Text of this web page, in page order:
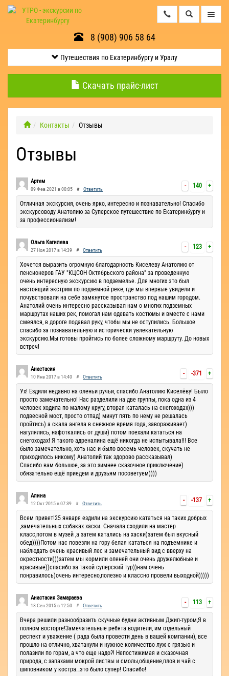
8 (908) 906 58 64
по
и
Минералогические
экскурсии
Контакты
Квесты
Эксклюзив
Оленьи
Путешествия по Екатеринбургу и Уралу
Скачать прайс-лист
Контакты Отзывы
Отзывы
- 140 +
Артем
09 Фев 2021 в 00:05 # Ответить
Отличная экскурсия, очень ярко, интересно и познавательно! Спасибо
экскурсоводу Анатолию за Суперское путешествие по Екатеринбургу и
за профессионализм!
- 123 +
Ольга Кагилева
27 Ноя 2017 в 14:39 # Ответить
Хочется выразить огромную благодарность Киселеву Анатолию от
пенсионеров ГАУ "КЦСОН Октябрьского района" за проведенную
очень интересную экскурсию в подземелье. Для многих это был
настоящий экстрим по подземной реке, где мы впервые увидели и
почувствовали на себе замкнутое пространство под нашим городом.
Анатолий очень интересно рассказывал нам о многих подземных
маршрутах наших рек, помогал нам одевать костюмы и вместе с нами
смеялся, в дороге подавал руку, чтобы мы не оступились. Большое
спасибо за познавательную и исторически увлекательную
экскурсию.Мы готовы пройтись по более сложному маршруту. До новых
встреч!
- -371 +
Анастасия
10 Янв 2017 в 14:40 # Ответить
Ух! Ездили недавно на оленьи ручьи, спасибо Анатолию Киселёву! Было
просто замечательно! Нас разделили на две группы, пока одна из 4
человек ходила по малому кругу, вторая каталась на снегоходах)))
подвесной мост, просто отпад) минут пять по нему не решалась
пройтись) а скала ангела в снежное время года, завораживает)
нагулялись, нафоткались от души) потом поехали кататься на
снегоходах! Я такого адреналина ещё никогда не испытывала!!! Все
было замечательно, хоть нас и было восемь человек, скучать не
приходилось никому) Анатолий так здорово рассказывал)
Спасибо вам большое, за это зимнее сказочное приключение)
обязательно ещё приедем и друзьям посоветуем))))
- -137 +
Алина
12 Окт 2015 в 07:39 # Ответить
Всем привет!25 января ездили на экскурсию кататься на таких добрых
,замечательных собаках хаски. Сначала сходили на мастер
класс,потом в музей ,а затем катались на хаски)затем был вкусный
обед))))Потом нас повезли на гору белая кататься на подъемнике и
наблюдать очень красивый лес и замечательный вид с вверху на
окрестности)))затем мы кормили оленей они очень дружелюбные и
красивые))спасибо за такой суперский тур))нам очень
понравилось)очень интересно,полезно и классно провели выходной)))))
- 113 +
Анастасия Замараева
18 Сен 2015 в 12:50 # Ответить
Вчера решили разнообразить скучные будни активным Джип-туром,Я в
полном восторге!Замечательные ребята водители, им отдельный
респект и уважение ( рада была провести день в вашей компании), все
прошло на отлично, хватанули и нужное количество луж с грязью и
полазили по горам, а что еще надо?! Непостижимая и сказочная
природа, с запахами мокрой листвы и смолы,общение,плов и чай с
шиповником у костра…это было супер! Спасибо!